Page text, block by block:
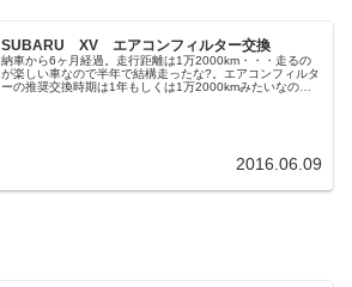
SUBARU XV エアコンフィルター交換
納車から6ヶ月経過。走行距離は1万2000km・・・走るの
が楽しい車なので半年で結構走ったな?。エアコンフィルタ
ーの推奨交換時期は1年もしくは1万2000kmみたいなので
2016.06.09